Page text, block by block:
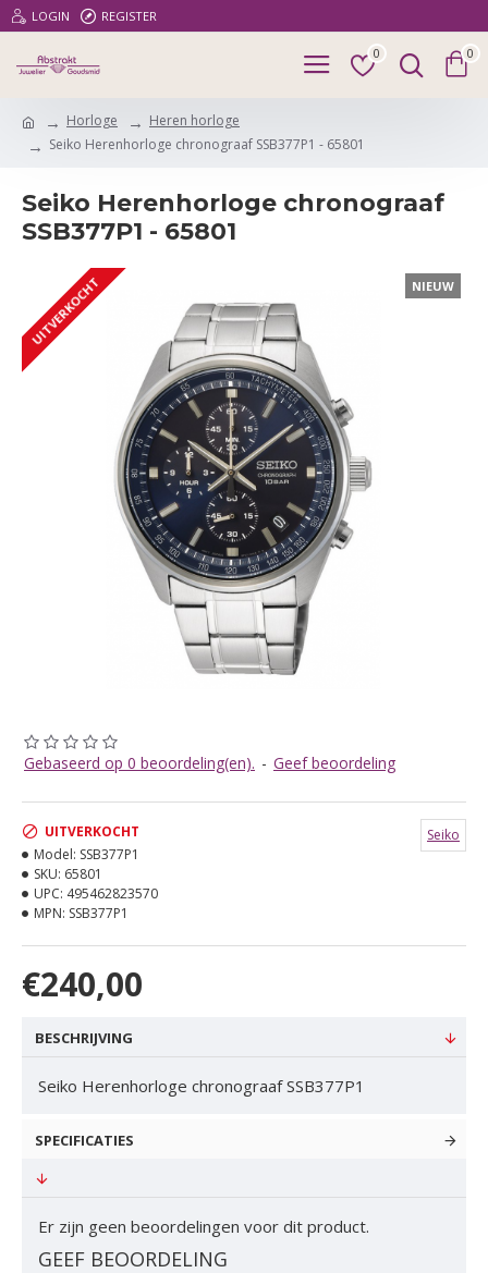
LOGIN REGISTER
0 0
Horloge
Heren horloge
Seiko Herenhorloge chronograaf SSB377P1 - 65801
Seiko Herenhorloge chronograaf
SSB377P1 - 65801
NIEUW
UITVERKOCHT
Gebaseerd op 0 beoordeling(en). - Geef beoordeling
€240,00
UITVERKOCHT
Model: SSB377P1
SKU: 65801
UPC: 495462823570
MPN: SSB377P1
Seiko
BESCHRIJVING
Seiko Herenhorloge chronograaf SSB377P1
SPECIFICATIES
Er zijn geen beoordelingen voor dit product.
GEEF BEOORDELING